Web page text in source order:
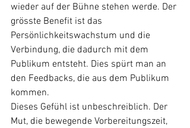
wieder auf der Bühne stehen werde. Der
grösste Benefit ist das
Persönlichkeitswachstum und die
Verbindung, die dadurch mit dem
Publikum entsteht. Dies spürt man an
den Feedbacks, die aus dem Publikum
kommen.
Dieses Gefühl ist unbeschreiblich. Der
Mut, die bewegende Vorbereitungszeit,